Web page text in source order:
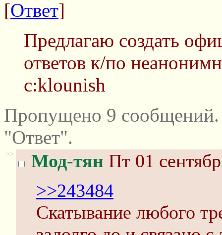
[Ответ]
Предлагаю создать
ответов к/по
c:klounish
Пропущено 9
"Ответ".
>> Мод-тян Пт 01
>>243484
Скатывание любого